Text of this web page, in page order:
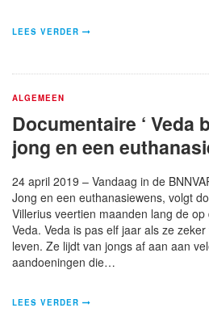
LEES VERDER
ALGEMEEN
Documentaire ‘ Veda
jong en een
24 april 2019 – Vandaag in de
Jong en een euthanasiewens, volgt
Villerius veertien maanden lang de
Veda. Veda is pas elf jaar als ze
leven. Ze lijdt van jongs af aan aan
aandoeningen die…
LEES VERDER